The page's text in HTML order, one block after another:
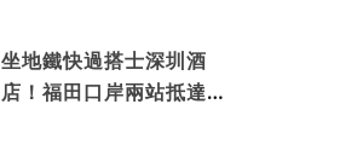
坐地鐵快過搭士深圳酒
店！福田口岸兩站抵達